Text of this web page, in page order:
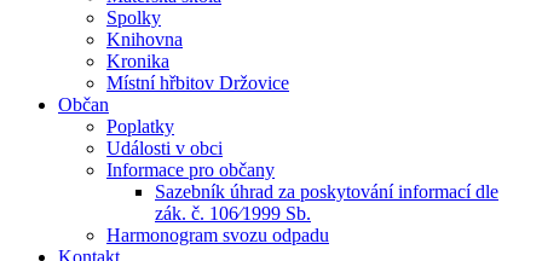
Spolky
Knihovna
Kronika
Místní hřbitov Držovice
Občan
Poplatky
Události v obci
Informace pro občany
Sazebník úhrad za poskytování informací dle
zák. č. 106⁄1999 Sb.
Harmonogram svozu odpadu
Kontakt